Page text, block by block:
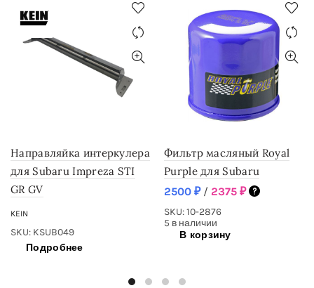
Направляйка интеркулера
для Subaru Impreza STI
GR GV
KEIN
SKU: KSUB049
Подробнее
Фильтр масляный Royal
Purple для Subaru
2500 ₽ / 2375 ₽
SKU: 10-2876
5 в наличии
В корзину